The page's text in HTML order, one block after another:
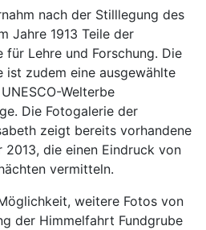
nach der Stilllegung des
Jahre 1913 Teile der
für Lehre und Forschung. Die
ist zudem eine ausgewählte
Welterbe
Die Fotogalerie der
zeigt bereits vorhandene
2013, die einen Eindruck von
vermitteln.
weitere Fotos von
der Himmelfahrt Fundgrube